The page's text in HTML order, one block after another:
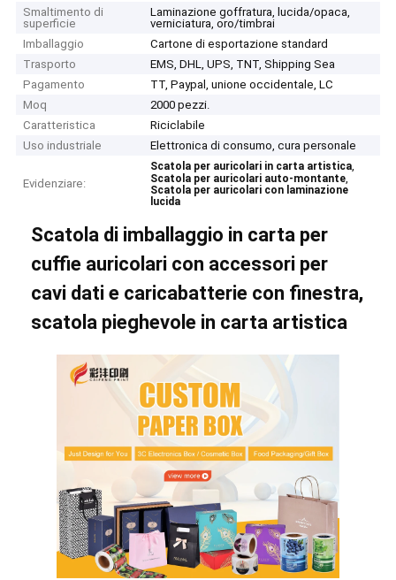
Smaltimento di
superficie
Laminazione goffratura, lucida/opaca,
verniciatura, oro/timbrai
Imballaggio
Cartone di esportazione standard
Trasporto
EMS, DHL, UPS, TNT, Shipping Sea
Pagamento
TT, Paypal, unione occidentale, LC
Moq
2000 pezzi.
Caratteristica
Riciclabile
Uso industriale
Elettronica di consumo, cura personale
Evidenziare:
Scatola per auricolari in carta artistica,
Scatola per auricolari auto-montante,
Scatola per auricolari con laminazione
lucida
Scatola di imballaggio in carta per
cuffie auricolari con accessori per
cavi dati e caricabatterie con finestra,
scatola pieghevole in carta artistica